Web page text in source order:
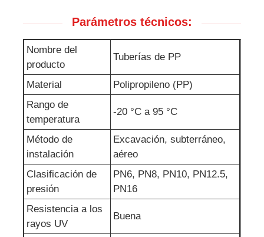
Parámetros técnicos:
Nombre del
producto
Tuberías de PP
Material
Polipropileno (PP)
Rango de
temperatura
-20 °C a 95 °C
Método de
instalación
Excavación, subterráneo,
aéreo
Clasificación de
presión
PN6, PN8, PN10, PN12.5,
PN16
Resistencia a los
rayos UV
Buena